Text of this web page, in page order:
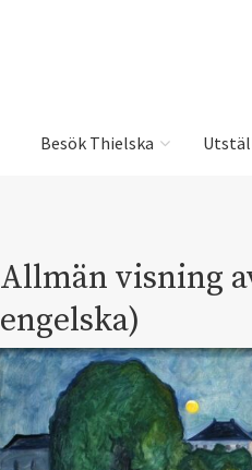
Besök Thielska
Allmän visning
engelska)